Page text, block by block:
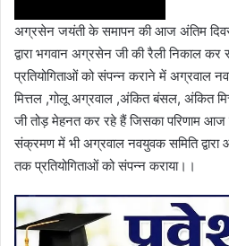
अग्रसेन जयंती के समापन की आज अंतिम
द्वारा भगवान अग्रसेन जी की रैली निकाल कर
प्रतियोगिताओं को संपन्न कराने में अग्रवाल
मित्तल ,गोलू अग्रवाल ,अंकित बंसल, अंकित
जी तोड़ मेहनत कर रहे हैं जिसका परिणाम आज
संक्रमण में भी अग्रवाल नवयुवक समिति
तक प्रतियोगिताओं को संपन्न कराया।।